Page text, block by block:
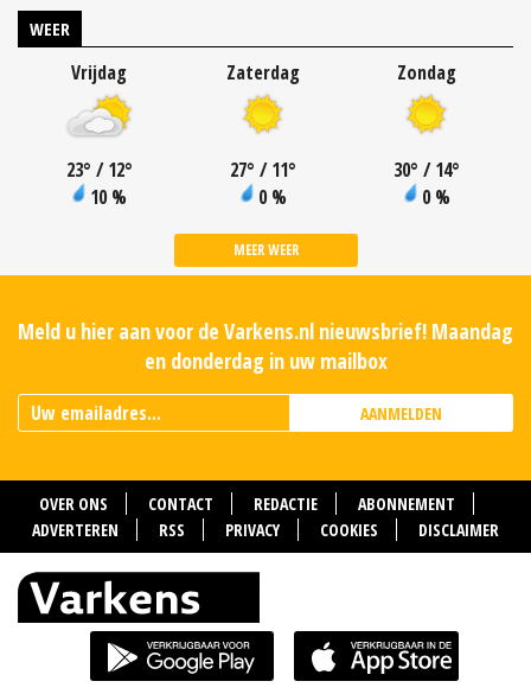
WEER
Vrijdag
23° / 12°
10 %
Zaterdag
27° / 11°
0 %
Zondag
30° / 14°
0 %
MEER WEER
Meld u hier aan voor de Varkens.nl nieuwsbrief! Maandag
en donderdag in uw mailbox
AANMELDEN
OVER ONS CONTACT REDACTIE
ABONNEMENT
ADVERTEREN
RSS PRIVACY COOKIES DISCLAIMER